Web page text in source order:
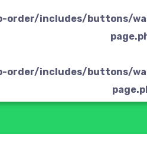
order/includes/buttons/
order/includes/buttons/